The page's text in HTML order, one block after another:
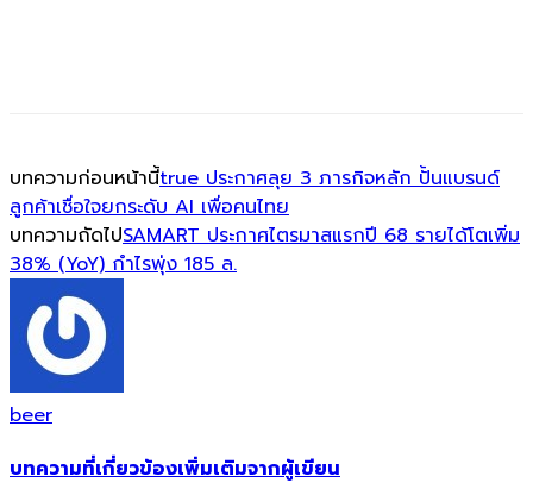
บทความก่อนหน้านี้true ประกาศลุย 3 ภารกิจหลัก ปั้นแบรนด์
ลูกค้าเชื่อใจยกระดับ AI เพื่อคนไทย
บทความถัดไปSAMART ประกาศไตรมาสแรกปี 68 รายได้โตเพิ่ม
38% (YoY) กำไรพุ่ง 185 ล.
beer
บทความที่เกี่ยวข้องเพิ่มเติมจากผู้เขียน